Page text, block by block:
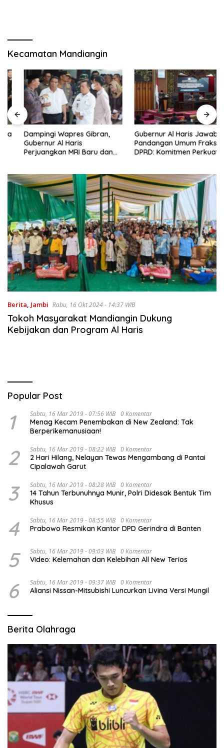
Kecamatan Mandiangin
Dampingi Wapres Gibran,
Gubernur Al Haris
Perjuangkan MRI Baru dan
Gubernur Al Haris Jawab
Pandangan Umum Fraksi
DPRD: Komitmen Perkuat
Berita, Jambi Rabu, 16 Okt 2024 - 14:37 WIB
Tokoh Masyarakat Mandiangin Dukung
Kebijakan dan Program Al Haris
Popular Post
1 Sabtu, 16 Mar 2019 - 07:56 WIB 0 Komentar
Menag Kecam Penembakan di New Zealand: Tak
Berperikemanusiaan!
2 Sabtu, 16 Mar 2019 - 08:22 WIB 0 Komentar
2 Hari Hilang, Nelayan Tewas Mengambang di Pantai
Cipalawah Garut
3 Sabtu, 16 Mar 2019 - 08:28 WIB 0 Komentar
14 Tahun Terbunuhnya Munir, Polri Didesak Bentuk Tim
Khusus
4 Sabtu, 16 Mar 2019 - 08:55 WIB 0 Komentar
Prabowo Resmikan Kantor DPD Gerindra di Banten
5 Sabtu, 16 Mar 2019 - 09:03 WIB 0 Komentar
Video: Kelemahan dan Kelebihan All New Terios
6 Sabtu, 16 Mar 2019 - 09:37 WIB 0 Komentar
Aliansi Nissan-Mitsubishi Luncurkan Livina Versi Mungil
Berita Olahraga